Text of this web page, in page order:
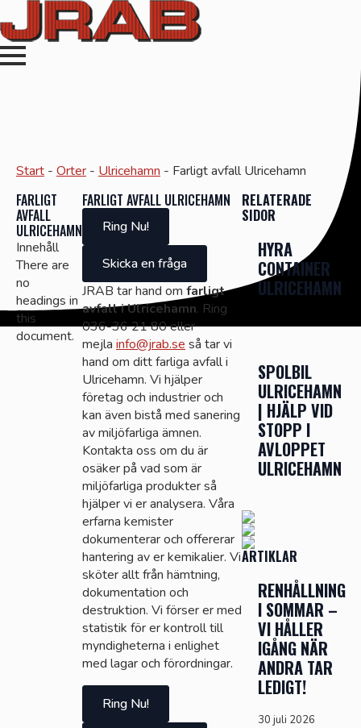
Start - Orter - Ulricehamn - Farligt avfall Ulricehamn
FARLIGT
AVFALL
ULRICEHAMN
Innehåll
There are
no
headings in
this
document.
FARLIGT AVFALL ULRICEHAMN
Ring Nu!
Skicka en fråga
JRAB tar hand om farligt
avfall i Ulricehamn. Ring
036-36 21 80 eller
mejla info@jrab.se så tar vi
hand om ditt farliga avfall i
Ulricehamn. Vi hjälper
företag och industrier och
kan även bistå med sanering
av miljöfarliga ämnen.
Kontakta oss om du är
osäker på vad som är
miljöfarliga produkter så
hjälper vi er analysera. Våra
erfarna kemister
dokumenterar och offererar
hantering av er kemikalier. Vi
sköter allt från hämtning,
dokumentation och
destruktion. Vi förser er med
statistik för er kontroll till
myndigheterna i enlighet
med lagar och förordningar.
Ring Nu!
RELATERADE
SIDOR
HYRA
CONTAINER
ULRICEHAMN
SPOLBIL
ULRICEHAMN
| HJÄLP VID
STOPP I
AVLOPPET
ULRICEHAMN
ARTIKLAR
RENHÅLLNING
I SOMMAR –
VI HÅLLER
IGÅNG NÄR
ANDRA TAR
LEDIGT!
30 juli 2026